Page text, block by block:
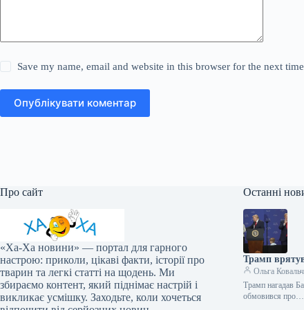
Save my name, email and website in this browser for the next
Опублікувати коментар
Про сайт
«Ха-Ха новини» — портал для гарного
настрою: приколи, цікаві факти, історії про
тварин та легкі статті на щодень. Ми
збираємо контент, який піднімає настрій і
викликає усмішку. Заходьте, коли хочеться
Останні
Трамп
Ольга
Трамп нагадав
обмовився про…